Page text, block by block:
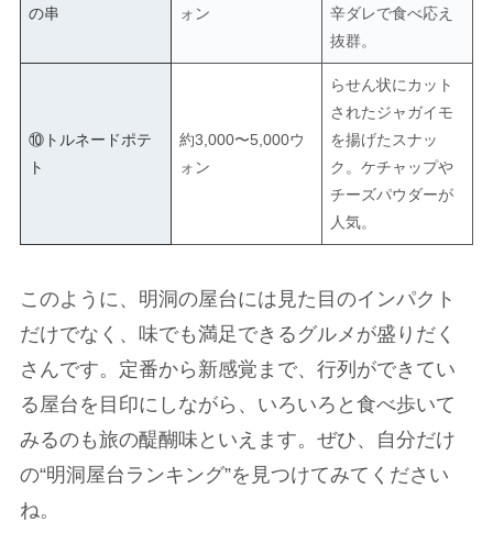
の串
ォン
辛ダレで食べ応え
抜群。
⑩トルネードポテ
ト
約3,000〜5,000ウ
ォン
らせん状にカット
されたジャガイモ
を揚げたスナッ
ク。ケチャップや
チーズパウダーが
人気。
このように、明洞の屋台には見た目のインパクト
だけでなく、味でも満足できるグルメが盛りだく
さんです。定番から新感覚まで、行列ができてい
る屋台を目印にしながら、いろいろと食べ歩いて
みるのも旅の醍醐味といえます。ぜひ、自分だけ
の“明洞屋台ランキング”を見つけてみてください
ね。